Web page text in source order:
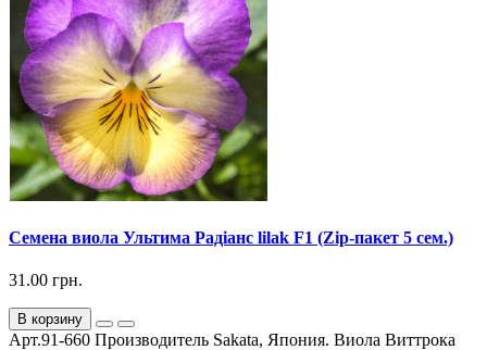
Семена виола Ультима Радіанс lilak F1 (Zip-пакет 5 сем.)
31.00 грн.
В корзину
Арт.91-660 Производитель Sakata, Япония. Виола Виттрока